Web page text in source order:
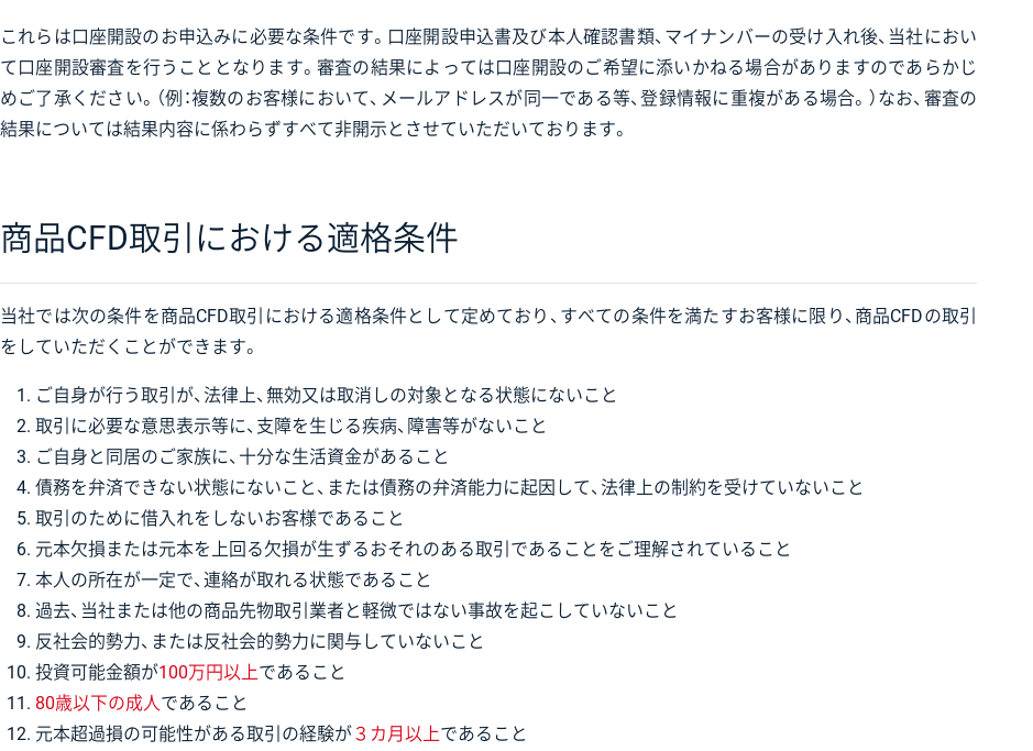
これらは口座開設のお申込みに必要な条件です。口座開設申込書及び本人確認書類、マイナンバーの受け入れ後、当社におい
て口座開設審査を行うこととなります。審査の結果によっては口座開設のご希望に添いかねる場合がありますのであらかじ
めご了承ください。（例：複数のお客様において、メールアドレスが同一である等、登録情報に重複がある場合。）なお、審査の
結果については結果内容に係わらずすべて非開示とさせていただいております。
商品CFD取引における適格条件
当社では次の条件を商品CFD取引における適格条件として定めており、すべての条件を満たすお客様に限り、商品CFDの取引
をしていただくことができます。
ご自身が行う取引が、法律上、無効又は取消しの対象となる状態にないこと
取引に必要な意思表示等に、支障を生じる疾病、障害等がないこと
ご自身と同居のご家族に、十分な生活資金があること
債務を弁済できない状態にないこと、または債務の弁済能力に起因して、法律上の制約を受けていないこと
取引のために借入れをしないお客様であること
元本欠損または元本を上回る欠損が生ずるおそれのある取引であることをご理解されていること
本人の所在が一定で、連絡が取れる状態であること
過去、当社または他の商品先物取引業者と軽微ではない事故を起こしていないこと
反社会的勢力、または反社会的勢力に関与していないこと
投資可能金額が100万円以上であること
80歳以下の成人であること
元本超過損の可能性がある取引の経験が３カ月以上であること